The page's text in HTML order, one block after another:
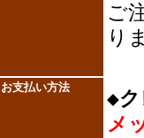
ご
り
お支払い方法
◆
メ